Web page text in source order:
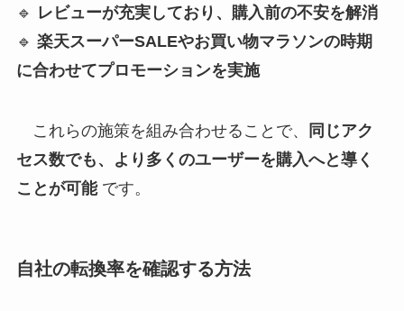
🔹 レビューが充実しており、購入前の不安を解消
🔹 楽天スーパーSALEやお買い物マラソンの時期
に合わせてプロモーションを実施
これらの施策を組み合わせることで、
同じアク
セス数でも、より多くのユーザーを購入へと導く
ことが可能です。
自社の転換率を確認する方法